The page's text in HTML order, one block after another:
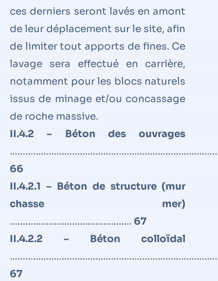
ces derniers seront lavés en amont
de leur déplacement sur le site, afin
de limiter tout apports de fines. Ce
lavage sera effectué en carrière,
notamment pour les blocs naturels
issus de minage et/ou concassage
de roche massive.
II.4.2 – Béton des ouvrages
66
II.4.2.1 – Béton de structure (mur
chasse mer)
……………………………………….. 67
II.4.2.2 – Béton colloïdal
67